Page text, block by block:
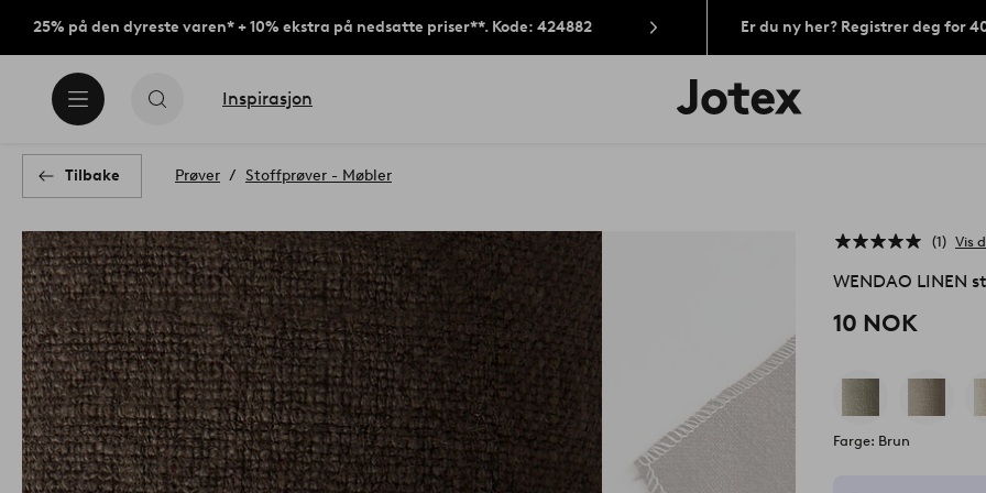
25% på den dyreste varen* + 10% ekstra på nedsatte priser**. Kode: 424882 Er du ny her? Registrer deg for
Inspirasjon
Jotex’
logo
Tilbake Prøver Stoffprøver - Møbler
1 Vis
WENDAO LINEN
10 NOK
Farge: Brun